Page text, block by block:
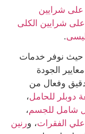
شرايين
شرايين الكلى
.
حيث نوفر خدمات
الجودة
وفعال من
دوبلر للحامل،
شامل للجسم،
الفقرات، ورنين